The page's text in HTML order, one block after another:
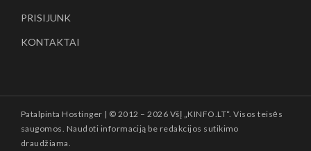
PRISIJUNK
KONTAKTAI
Patalpinta Hostinger | © 2012 –2026 VšĮ „KINFO.LT“. Visos teisės
saugomos. Naudoti informaciją be redakcijos sutikimo
draudžiama.